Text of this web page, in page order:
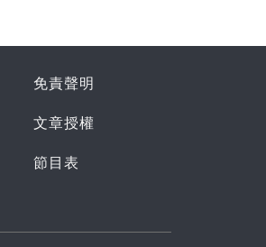
免責聲明
文章授權
節目表